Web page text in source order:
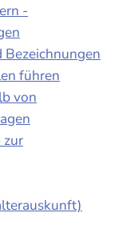
-
Bezeichnungen
führen
von
zur